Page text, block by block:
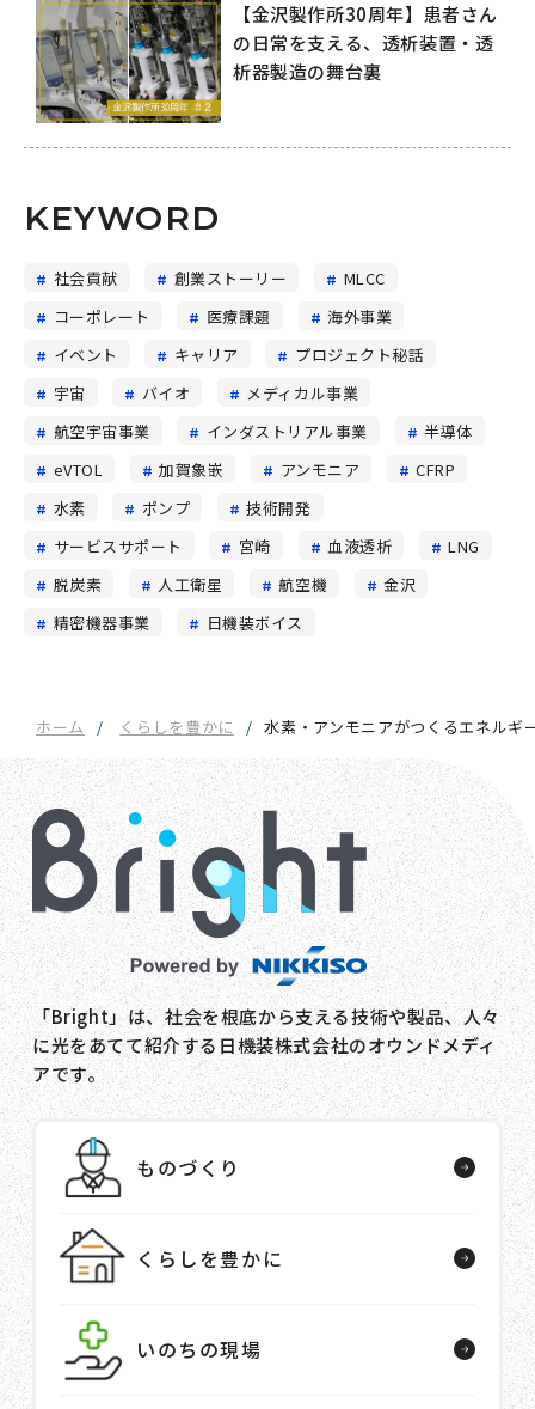
【金沢製作所30周年】患者さん
の日常を支える、透析装置・透
析器製造の舞台裏
KEYWORD
社会貢献 創業ストーリー
MLCC
コーポレート
医療課題
海外事業
イベント
キャリア
プロジェクト秘話
宇宙
バイオ
メディカル事業
航空宇宙事業
インダストリアル事業
半導体
eVTOL
加賀象嵌 アンモニア
CFRP
水素
ポンプ
技術開発
サービスサポート
宮崎 血液透析
LNG
脱炭素
人工衛星 航空機
金沢
精密機器事業
日機装ボイス
ホーム くらしを豊かに 水素・アンモニアがつくるエネルギ
「Bright」は、社会を根底から支える技術や製品、人々
に光をあてて紹介する日機装株式会社のオウンドメディ
アです。
ものづくり
くらしを豊かに
いのちの現場